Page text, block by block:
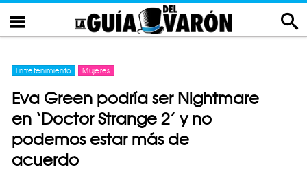
Entretenimiento Mujeres
Eva Green podría ser Nightmare
en ‘Doctor Strange 2’ y no
podemos estar más de
acuerdo